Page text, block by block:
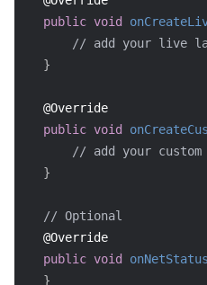
public void
// add your live
}
@Override
public void
// add your
}
// Optional
@Override
public void onNetStatus
}